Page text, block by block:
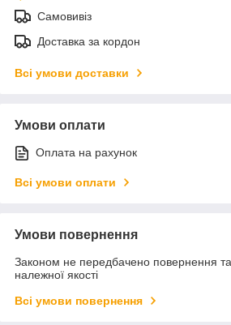
Самовивіз
Доставка за кордон
Всі умови доставки
Умови оплати
Оплата на рахунок
Всі умови оплати
Умови повернення
Законом не передбачено повернення
належної якості
Всі умови повернення